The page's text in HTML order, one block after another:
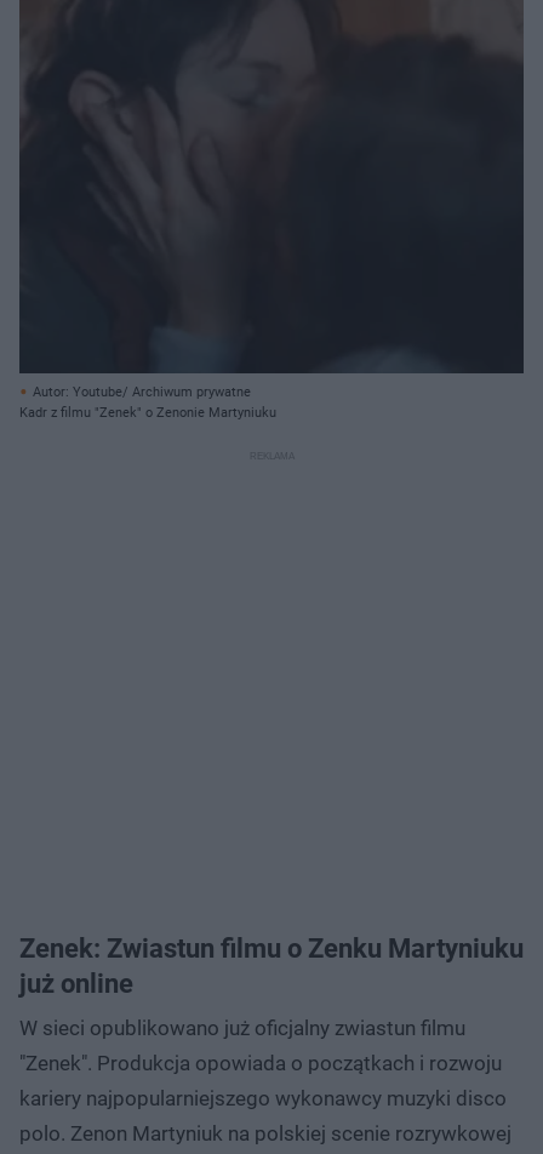
Autor: Youtube/ Archiwum prywatne
Kadr z filmu "Zenek" o Zenonie Martyniuku
Zenek: Zwiastun filmu o Zenku Martyniuku
już online
W sieci opublikowano już oficjalny zwiastun filmu
"Zenek". Produkcja opowiada o początkach i rozwoju
kariery najpopularniejszego wykonawcy muzyki disco
polo. Zenon Martyniuk na polskiej scenie rozrywkowej